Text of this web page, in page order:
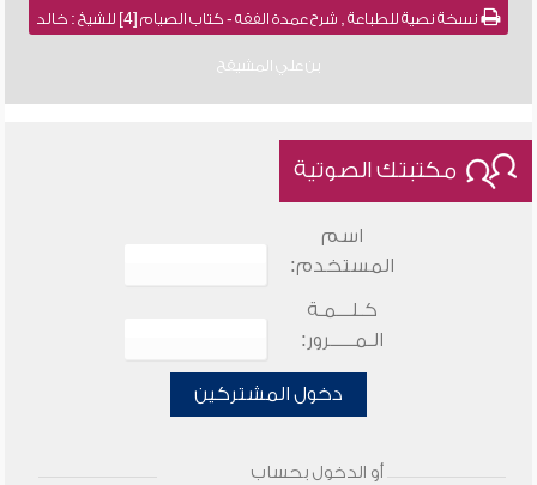
نسخة نصية للطباعة , شرح عمدة الفقه - كتاب الصيام [4] للشيخ : خالد
بن علي المشيقح
مكتبتك الصوتية
اسم
المستخدم:
كـلـــمـة
الـمـــــرور:
دخول المشتركين
أو الدخول بحساب